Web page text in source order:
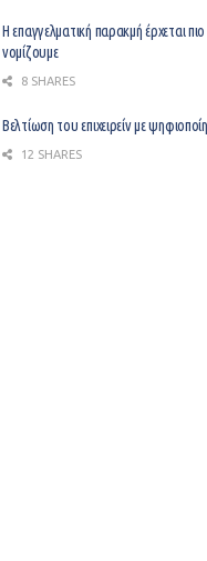
Η επαγγελματική παρακμή έρχεται
νομίζουμε
8 SHARES
Βελτίωση του επιχειρείν με
12 SHARES